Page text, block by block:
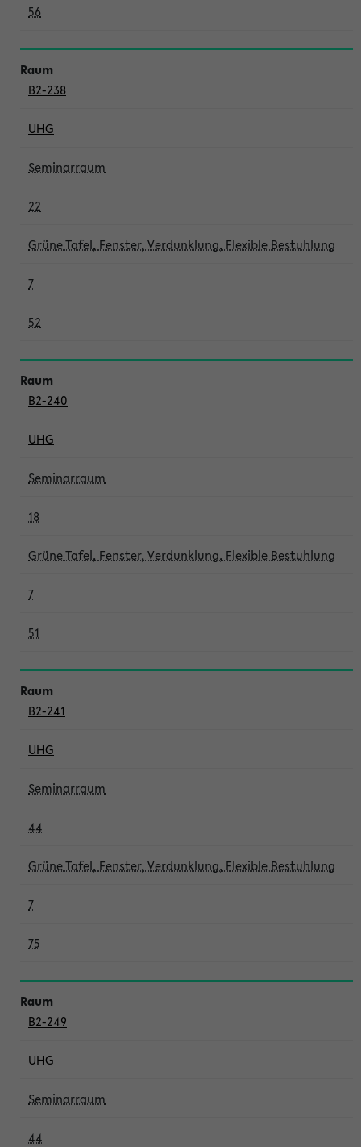
56
B2-238
UHG
Seminarraum
22
Grüne Tafel, Fenster, Verdunklung, Flexible Bestuhlung
7
52
B2-240
UHG
Seminarraum
18
Grüne Tafel, Fenster, Verdunklung, Flexible Bestuhlung
7
51
B2-241
UHG
Seminarraum
44
Grüne Tafel, Fenster, Verdunklung, Flexible Bestuhlung
7
75
B2-249
UHG
Seminarraum
44